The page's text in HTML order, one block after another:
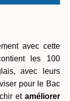
avec cette
les 100
avec leurs
pour le Bac
et améliorer